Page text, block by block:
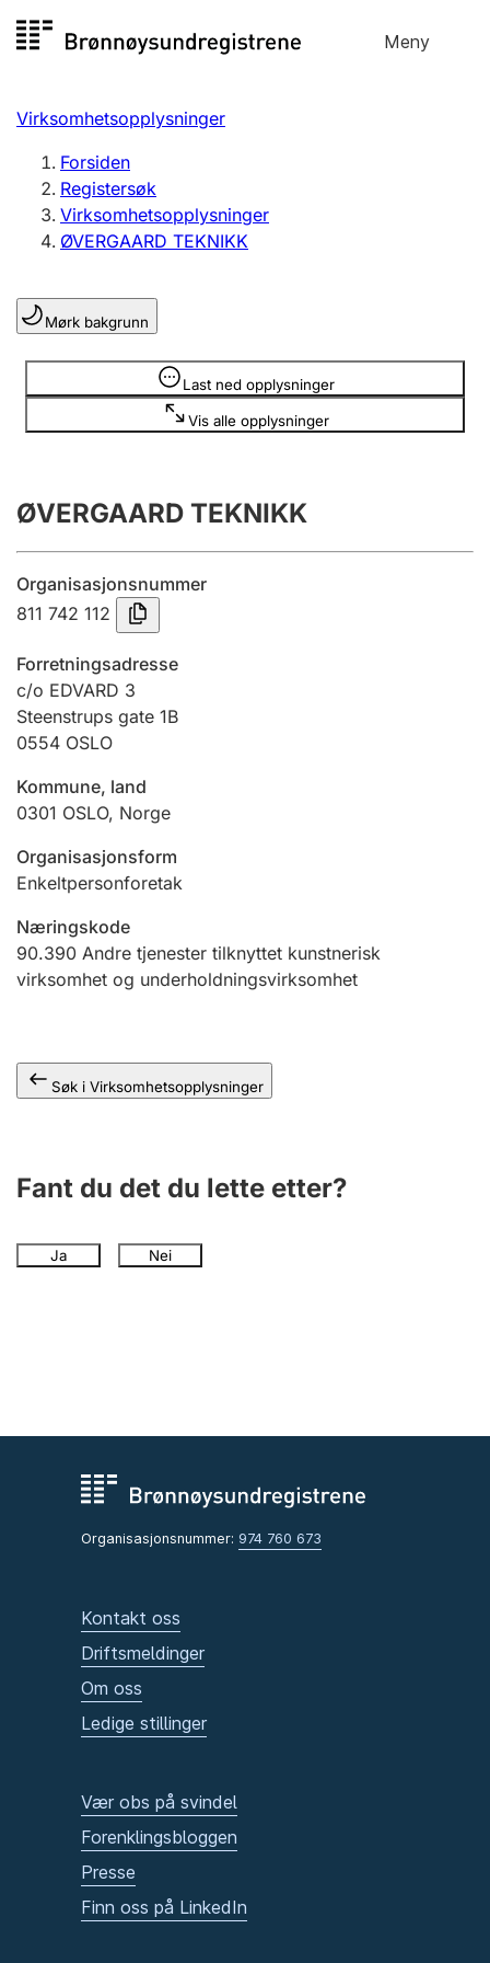
til
Meny
Registersøk
Aksjeselskap
Enkeltpersonforetak
Registrere, endre, slette
Lag og forening
Registrere, endre, slette
Årsregnskap
Innsending og forsinkelsesgebyr
Tinglysing
Jeger
Betaling og jegeravgiftskort
Ektepaktveileder
Andre tema
Virksomhetsopplysninger
Forsiden
Registersøk
Virksomhetsopplysninger
ØVERGAARD TEKNIKK
Mørk bakgrunn
Last ned opplysninger
Vis alle opplysninger
Opplysninger er skjult
ØVERGAARD TEKNIKK
Organisasjonsnummer
811 742 112
Forretningsadresse
c/o EDVARD 3
Steenstrups gate 1B
0554 OSLO
Kommune, land
0301 OSLO, Norge
Organisasjonsform
Enkeltpersonforetak
Næringskode
90.390 Andre tjenester tilknyttet kunstnerisk
virksomhet og underholdningsvirksomhet
Søk i Virksomhetsopplysninger
Fant du det du lette etter?
Ja Nei
Organisasjonsnummer: 974 760 673
Kontakt oss
Driftsmeldinger
Om oss
Ledige stillinger
Vær obs på svindel
Forenklingsbloggen
Presse
Finn oss på LinkedIn